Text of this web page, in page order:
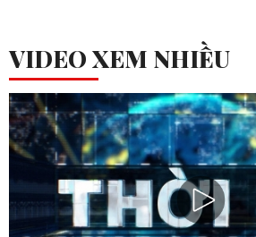
VIDEO XEM NHIỀU